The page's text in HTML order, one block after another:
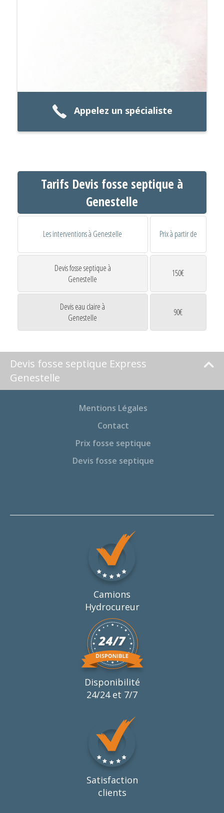
Appelez un spécialiste
Tarifs Devis fosse septique à
Genestelle
Les interventions à Genestelle Prix à partir de
Devis fosse septique à
Genestelle
150€
Devis eau claire à
Genestelle
90€
Devis fosse septique Express
Genestelle
Mentions Légales
Contact
Prix fosse septique
Devis fosse septique
Camions
Hydrocureur
Disponibilité
24/24 et 7/7
Satisfaction
clients